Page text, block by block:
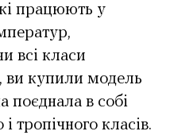
працюють у
всі класи
ви купили модель
поєднала в собі
тропічного класів.